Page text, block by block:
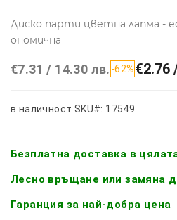
Диско парти цветна лапма -
ономична
€7.31 / 14.30 лв.-62%€2.76
в наличност SKU#: 17549
Безплатна доставка в
Лесно връщане или замяна
Гаранция за най-добра цена